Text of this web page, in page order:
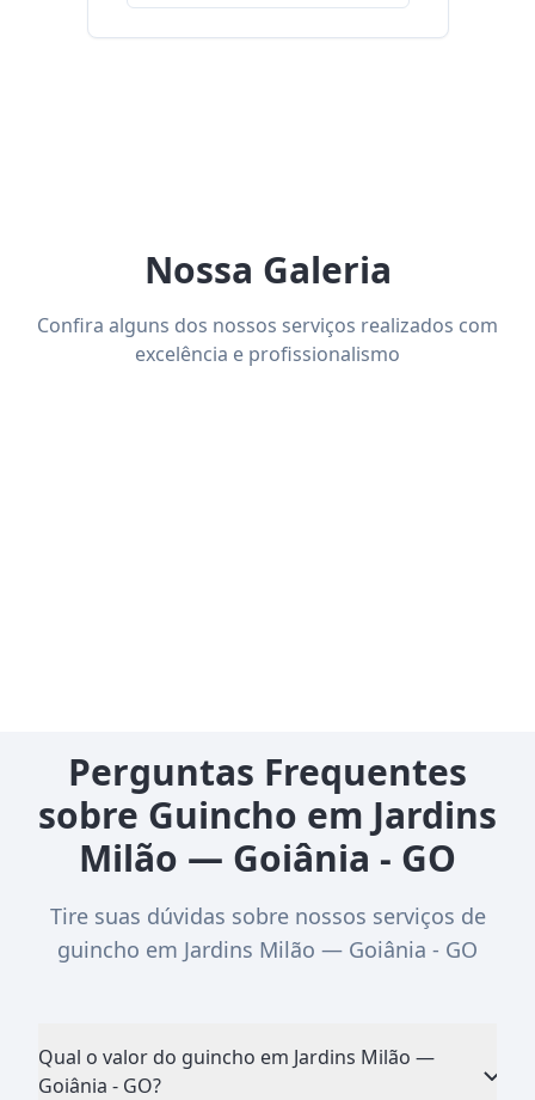
Nossa Galeria
Confira alguns dos nossos serviços realizados com
excelência e profissionalismo
Perguntas Frequentes
sobre Guincho em Jardins
Milão — Goiânia - GO
Tire suas dúvidas sobre nossos serviços de
guincho em Jardins Milão — Goiânia - GO
Qual o valor do guincho em Jardins Milão —
Goiânia - GO?